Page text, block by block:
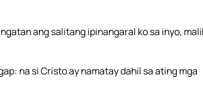
ang salitang ipinangaral ko sa inyo,
na si Cristo ay namatay dahil sa ating mga